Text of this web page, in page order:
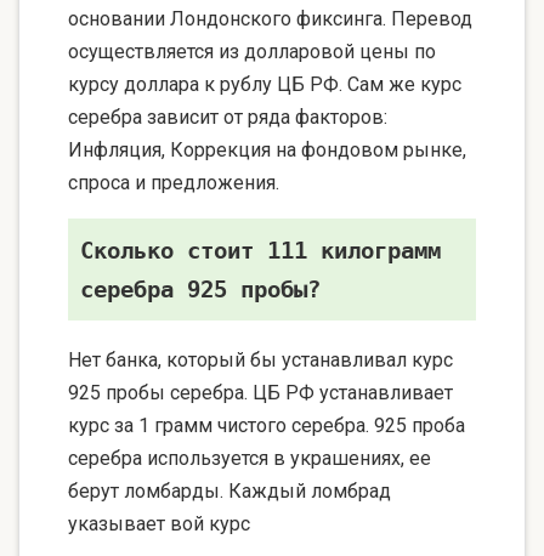
основании Лондонского фиксинга. Перевод
осуществляется из долларовой цены по
курсу доллара к рублу ЦБ РФ. Сам же курс
серебра зависит от ряда факторов:
Инфляция, Коррекция на фондовом рынке,
спроса и предложения.
Сколько стоит 111 килограмм
серебра 925 пробы?
Нет банка, который бы устанавливал курс
925 пробы серебра. ЦБ РФ устанавливает
курс за 1 грамм чистого серебра. 925 проба
серебра используется в украшениях, ее
берут ломбарды. Каждый ломбрад
указывает вой курс